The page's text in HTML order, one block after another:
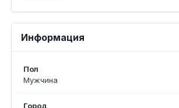
Информация
Пол
Мужчина
Город